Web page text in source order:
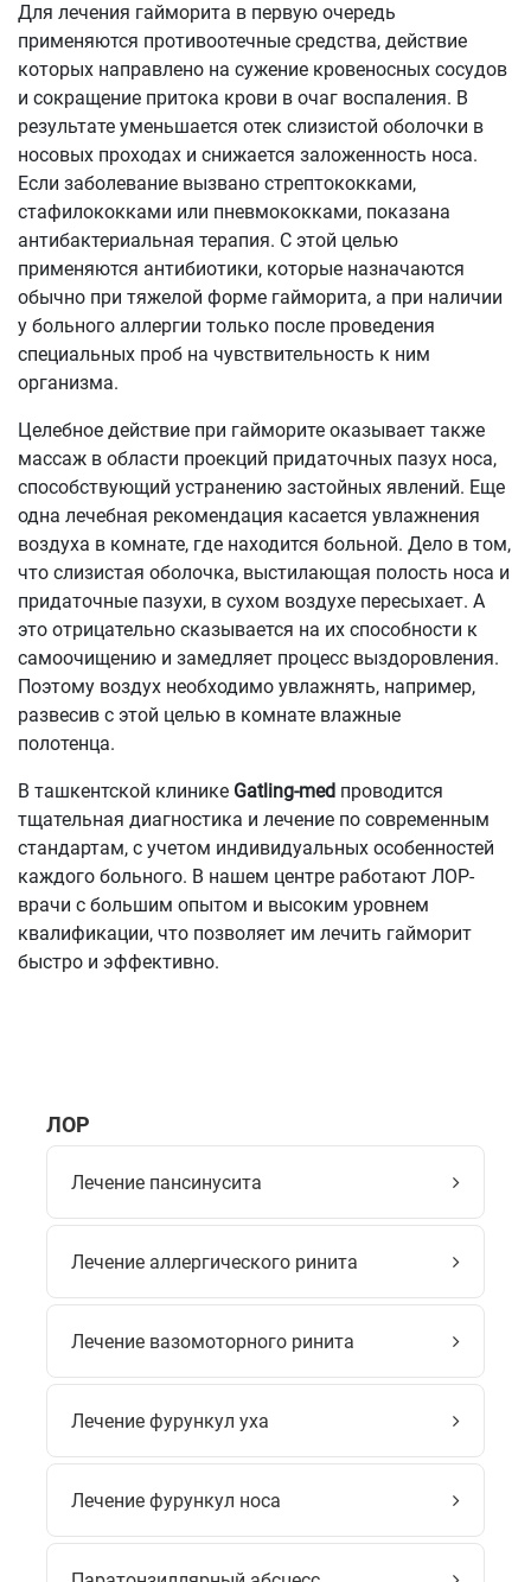
Для лечения гайморита в первую очередь
применяются противоотечные средства, действие
которых направлено на сужение кровеносных сосудов
и сокращение притока крови в очаг воспаления. В
результате уменьшается отек слизистой оболочки в
носовых проходах и снижается заложенность носа.
Если заболевание вызвано стрептококками,
стафилококками или пневмококками, показана
антибактериальная терапия. С этой целью
применяются антибиотики, которые назначаются
обычно при тяжелой форме гайморита, а при наличии
у больного аллергии только после проведения
специальных проб на чувствительность к ним
организма.
Целебное действие при гайморите оказывает также
массаж в области проекций придаточных пазух носа,
способствующий устранению застойных явлений. Еще
одна лечебная рекомендация касается увлажнения
воздуха в комнате, где находится больной. Дело в том,
что слизистая оболочка, выстилающая полость носа и
придаточные пазухи, в сухом воздухе пересыхает. А
это отрицательно сказывается на их способности к
самоочищению и замедляет процесс выздоровления.
Поэтому воздух необходимо увлажнять, например,
развесив с этой целью в комнате влажные
полотенца.
В ташкентской клинике Gatling-med проводится
тщательная диагностика и лечение по современным
стандартам, с учетом индивидуальных особенностей
каждого больного. В нашем центре работают ЛОР-
врачи с большим опытом и высоким уровнем
квалификации, что позволяет им лечить гайморит
быстро и эффективно.
ЛОР
Лечение пансинусита
Лечение аллергического ринита
Лечение вазомоторного ринита
Лечение фурункул уха
Лечение фурункул носа